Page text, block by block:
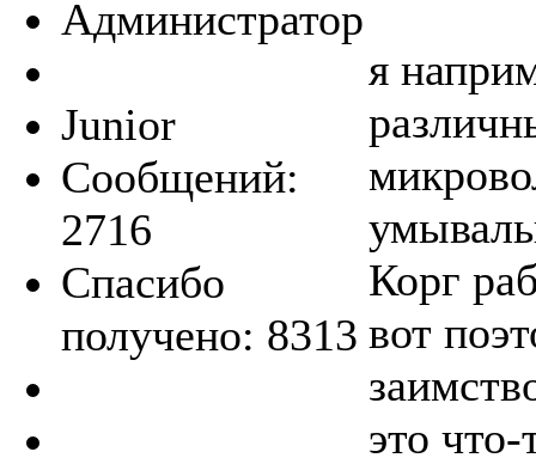
Администратор
Junior
Сообщений:
2716
Спасибо
получено: 8313
я
Корг
вот
это